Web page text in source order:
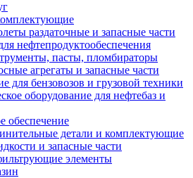
раздаточные и запасные части
нефтепродуктообеспечения
пасты, пломбираторы
агрегаты и запасные части
для бензовозов и грузовой техники
оборудование для нефтебаз и
обеспечение
детали и комплектующие
и запасные части
элементы